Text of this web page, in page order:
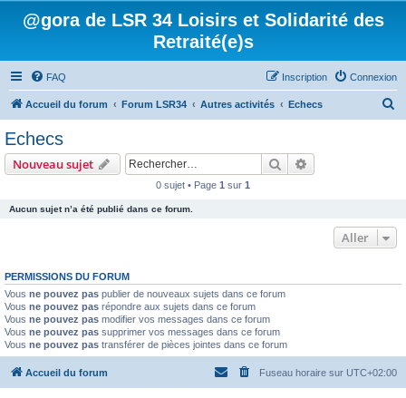
@gora de LSR 34 Loisirs et Solidarité des
Retraité(e)s
FAQ Connexion
Inscription
Accueil du forum Forum LSR34 Autres activités Echecs
Echecs
Nouveau sujet Rechercher
0 sujet • Page 1 sur 1
Aucun sujet n’a été publié dans ce forum.
Aller
PERMISSIONS DU FORUM
Vous ne pouvez pas publier de nouveaux sujets dans ce forum
Vous ne pouvez pas répondre aux sujets dans ce forum
Vous ne pouvez pas modifier vos messages dans ce forum
Vous ne pouvez pas supprimer vos messages dans ce forum
Vous ne pouvez pas transférer de pièces jointes dans ce forum
Accueil du forum Fuseau horaire sur UTC+02:00